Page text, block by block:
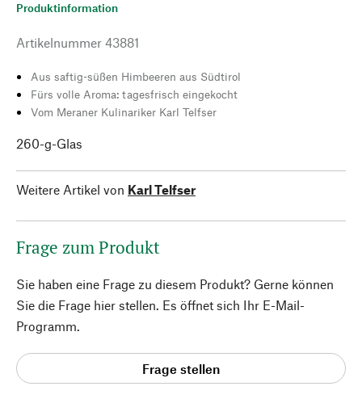
Produktinformation
Artikelnummer 43881
Aus saftig-süßen Himbeeren aus Südtirol
Fürs volle Aroma: tagesfrisch eingekocht
Vom Meraner Kulinariker Karl Telfser
260-g-Glas
Weitere Artikel von Karl Telfser
Frage zum Produkt
Sie haben eine Frage zu diesem Produkt? Gerne können
Sie die Frage hier stellen. Es öffnet sich Ihr E-Mail-
Programm.
Frage stellen